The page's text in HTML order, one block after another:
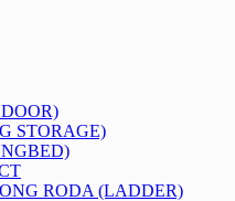
STORAGE)
RODA (LADDER)